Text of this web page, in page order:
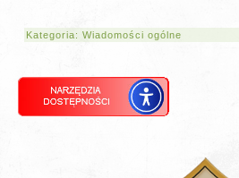
Kategoria:Wiadomości ogólne